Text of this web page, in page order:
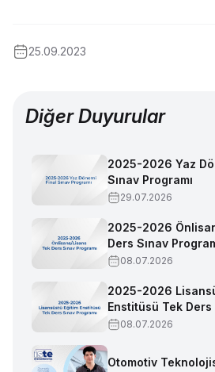
25.09.2023
Diğer Duyurular
2025-2026 Yaz
Sınav Programı
29.07.2026
2025-2026
Ders Sınav
08.07.2026
2025-2026
Enstitüsü Tek Ders
08.07.2026
Otomotiv